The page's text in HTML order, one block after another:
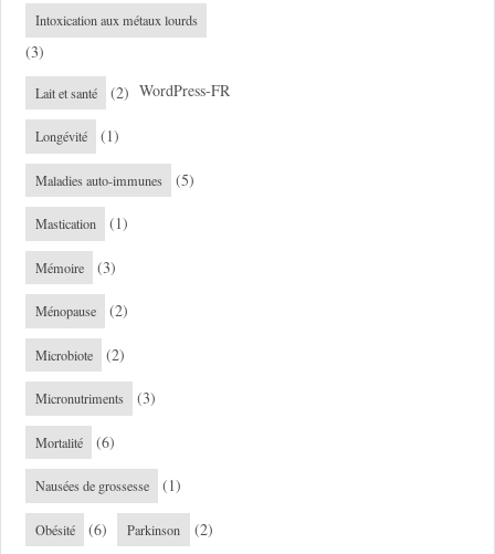
Intoxication aux métaux lourds
(3)
Lait et santé (2)
Longévité (1)
Maladies auto-immunes (5)
Mastication (1)
Mémoire (3)
Ménopause (2)
Microbiote (2)
Micronutriments (3)
Mortalité (6)
Nausées de grossesse (1)
Obésité (6) Parkinson (2)
WordPress-FR